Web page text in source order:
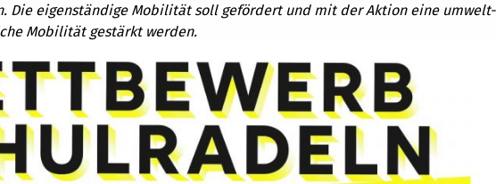
Die eigenständige Mobilität soll gefördert und mit der Aktion eine umwelt-
Mobilität gestärkt werden.